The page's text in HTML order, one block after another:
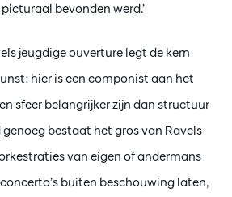
bevonden werd.’
jeugdige ouverture legt de kern
hier is een componist aan het
sfeer belangrijker zijn dan structuur
bestaat het gros van Ravels
van eigen of andermans
buiten beschouwing laten,